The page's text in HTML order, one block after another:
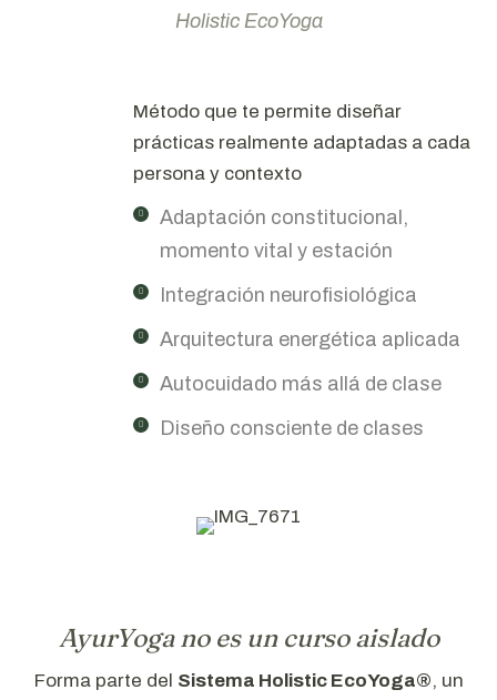
Holistic EcoYoga
Método que te permite diseñar
prácticas realmente adaptadas a cada
persona y contexto
Adaptación constitucional,
momento vital y estación
Integración neurofisiológica
Arquitectura energética aplicada
Autocuidado más allá de clase
Diseño consciente de clases
AyurYoga no es un curso aislado
Forma parte del Sistema Holistic EcoYoga®, un